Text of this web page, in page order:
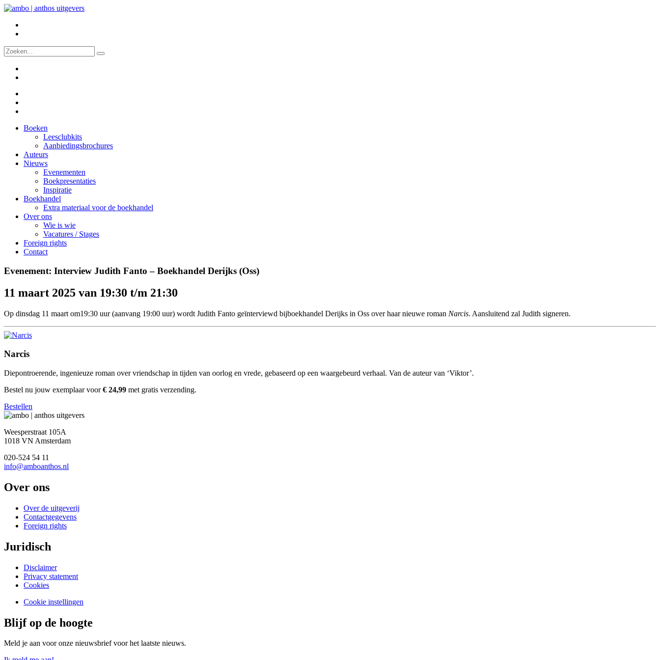
Boeken
Leesclubkits
Aanbiedingsbrochures
Auteurs
Nieuws
Evenementen
Boekpresentaties
Inspiratie
Boekhandel
Extra materiaal voor de boekhandel
Over ons
Wie is wie
Vacatures / Stages
Foreign rights
Contact
Evenement: Interview Judith Fanto – Boekhandel Derijks (Oss)
11 maart 2025 van 19:30 t/m 21:30
Op dinsdag 11 maart om19:30 uur (aanvang 19:00 uur) wordt Judith Fanto geïnterviewd bijboekhandel Derijks in Oss over haar nieuwe roman Narcis. Aansluitend zal Judith signeren.
Narcis
Diepontroerende, ingenieuze roman over vriendschap in tijden van oorlog en vrede, gebaseerd op een waargebeurd verhaal. Van de auteur van ‘Viktor’.
Bestel nu jouw exemplaar voor€ 24,99 met gratis verzending.
Bestellen
Weesperstraat 105A
1018 VN Amsterdam
020-524 54 11
info@amboanthos.nl
Over ons
Over de uitgeverij
Contactgegevens
Foreign rights
Juridisch
Disclaimer
Privacy statement
Cookies
Cookie instellingen
Blijf op de hoogte
Meld je aan voor onze nieuwsbrief voor het laatste nieuws.